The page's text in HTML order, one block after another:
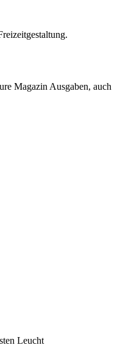
Magazin Ausgaben, auch
Leucht